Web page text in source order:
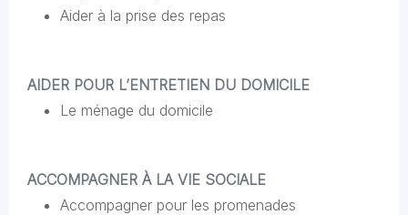
Aider à la prise des repas
AIDER POUR L’ENTRETIEN DU DOMICILE
Le ménage du domicile
ACCOMPAGNER À LA VIE SOCIALE
Accompagner pour les promenades